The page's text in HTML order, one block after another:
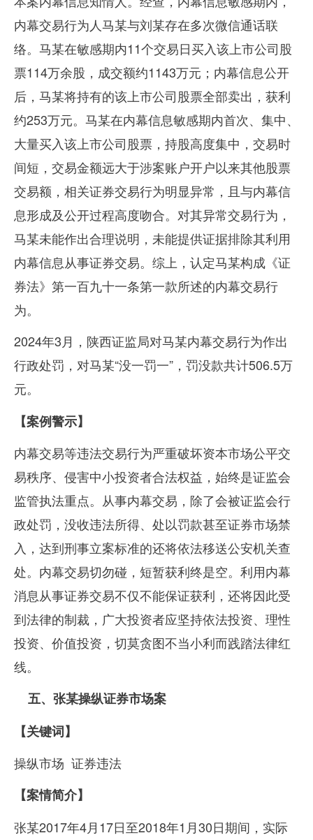
内幕交易行为人马某与刘某存在多次微信通话联
络。马某在敏感期内11个交易日买入该上市公司股
票114万余股，成交额约1143万元；内幕信息公开
后，马某将持有的该上市公司股票全部卖出，获利
约253万元。马某在内幕信息敏感期内首次、集中、
大量买入该上市公司股票，持股高度集中，交易时
间短，交易金额远大于涉案账户开户以来其他股票
交易额，相关证券交易行为明显异常，且与内幕信
息形成及公开过程高度吻合。对其异常交易行为，
马某未能作出合理说明，未能提供证据排除其利用
内幕信息从事证券交易。综上，认定马某构成《证
券法》第一百九十一条第一款所述的内幕交易行
为。
2024年3月，陕西证监局对马某内幕交易行为作出
行政处罚，对马某“没一罚一” ，罚没款共计506.5万
元。
【案例警示】
内幕交易等违法交易行为严重破坏资本市场公平交
易秩序、侵害中小投资者合法权益，始终是证监会
监管执法重点。从事内幕交易，除了会被证监会行
政处罚，没收违法所得、处以罚款甚至证券市场禁
入，达到刑事立案标准的还将依法移送公安机关查
处。内幕交易切勿碰，短暂获利终是空。利用内幕
消息从事证券交易不仅不能保证获利，还将因此受
到法律的制裁，广大投资者应坚持依法投资、理性
投资、价值投资，切莫贪图不当小利而践踏法律红
线。
五、张某操纵证券市场案
【关键词】
操纵市场 证券违法
【案情简介】
张某2017年4月17日至2018年1 月30日期间，实际